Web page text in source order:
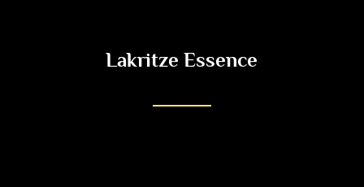
Lakritze Essence